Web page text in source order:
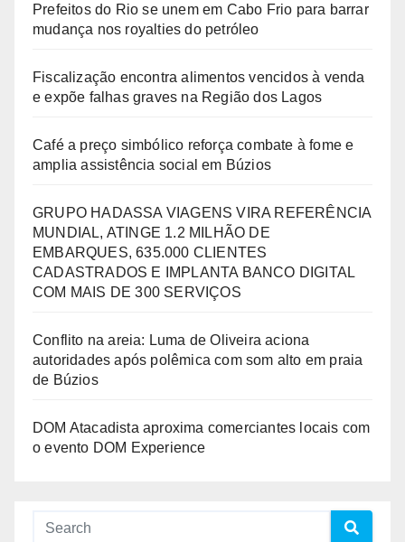
Prefeitos do Rio se unem em Cabo Frio para barrar
mudança nos royalties do petróleo
Fiscalização encontra alimentos vencidos à venda
e expõe falhas graves na Região dos Lagos
Café a preço simbólico reforça combate à fome e
amplia assistência social em Búzios
GRUPO HADASSA VIAGENS VIRA REFERÊNCIA
MUNDIAL, ATINGE 1.2 MILHÃO DE
EMBARQUES, 635.000 CLIENTES
CADASTRADOS E IMPLANTA BANCO DIGITAL
COM MAIS DE 300 SERVIÇOS
Conflito na areia: Luma de Oliveira aciona
autoridades após polêmica com som alto em praia
de Búzios
DOM Atacadista aproxima comerciantes locais com
o evento DOM Experience